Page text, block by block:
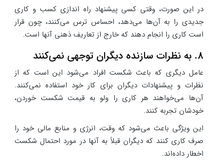
در این صورت، وقتی کسی پیشنهاد راه اندازی کسب و کاری
جدیدی را به آن‌ها می‌دهد، احساس ترس می‌کنند، چون قرار
است کاری را انجام دهند که خارج از تعاریف ذهنی آنها است.
8. به نظرات سازنده دیگران توجهی نمی‌کنند
عامل دیگری که باعث شکست افراد می‌شود این است که از
نظرات و پیشنهادات دیگران برای کار خود استفاده نمی‌کنند.
آن‌ها می‌خواهند هر کاری را ولو به قیمت شکست خوردن،
خودشان تجربه کنند.
این ویژگی باعث می‌شود که وقت، انرژی و منابع مالی خود را
صرف کاری کنند که دیگران قبلاً به آنها در مورد احتمال شکست
اخطار داده‌اند.